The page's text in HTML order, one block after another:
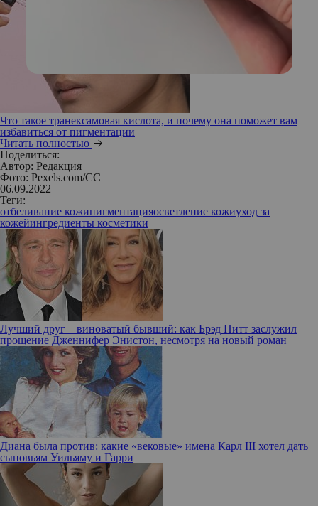
Что такое транексамовая кислота, и почему она поможет вам
избавиться от пигментации
Читать полностью
Поделиться:
Автор: Редакция
Фото: Pexels.com/CC
06.09.2022
Теги:
отбеливание кожипигментацияосветление кожиуход за
кожейингредиенты косметики
Лучший друг – виноватый бывший: как Брэд Питт заслужил
прощение Дженнифер Энистон, несмотря на новый роман
Диана была против: какие «вековые» имена Карл III хотел дать
сыновьям Уильяму и Гарри